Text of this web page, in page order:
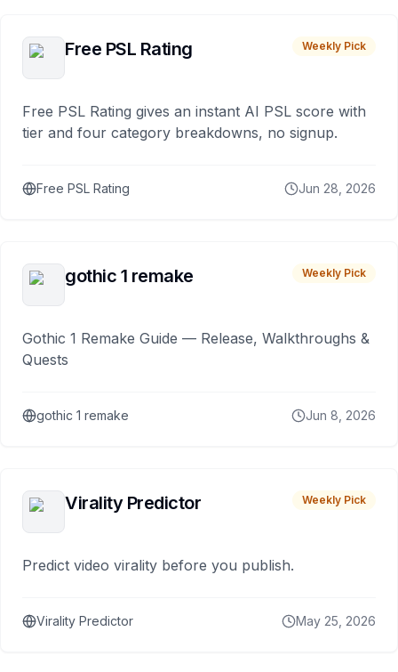
Free PSL Rating Weekly Pick
Free PSL Rating gives an instant AI PSL score with
tier and four category breakdowns, no signup.
Free PSL Rating Jun 28, 2026
gothic 1 remake Weekly Pick
Gothic 1 Remake Guide — Release, Walkthroughs &
Quests
gothic 1 remake Jun 8, 2026
Virality Predictor Weekly Pick
Predict video virality before you publish.
Virality Predictor May 25, 2026